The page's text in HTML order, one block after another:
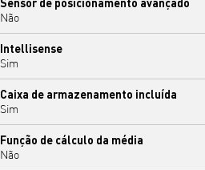
Não
Intellisense
Sim
Caixa de armazenamento incluída
Sim
Função de cálculo da média
Não